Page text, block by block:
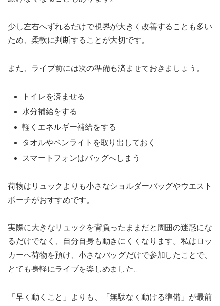
少し左右へずれるだけで視界が大きく改善することも多い
ため、柔軟に判断することが大切です。
また、ライブ前には次の準備も済ませておきましょう。
トイレを済ませる
水分補給をする
軽くエネルギー補給をする
タオルやペンライトを取り出しておく
スマートフォンはバッグへしまう
荷物はリュックよりも小さなショルダーバッグやウエスト
ポーチがおすすめです。
実際に大きなリュックを背負ったままだと周囲の迷惑にな
るだけでなく、自分自身も動きにくくなります。私はロッ
カーへ荷物を預け、小さなバッグだけで参加したことで、
とても身軽にライブを楽しめました。
「早く動くこと」よりも、「無駄なく動ける準備」が最前